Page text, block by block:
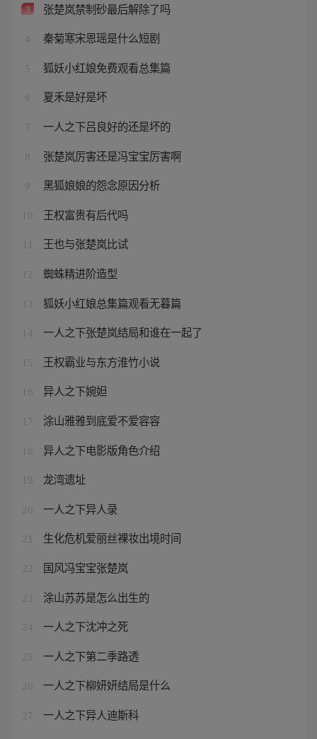
3 张楚岚禁制砂最后解除了吗
4 秦菊寒宋恩瑶是什么短剧
5 狐妖小红娘免费观看总集篇
6 夏禾是好是坏
7 一人之下吕良好的还是坏的
8 张楚岚厉害还是冯宝宝厉害啊
9 黑狐娘娘的怨念原因分析
10 王权富贵有后代吗
王也与张楚岚比试
12 蜘蛛精进阶造型
13 狐妖小红娘总集篇观看无暮篇
14 一人之下张楚岚结局和谁在一起了
15 王权霸业与东方淮竹小说
16 异人之下婉妲
17 涂山雅雅到底爱不爱容容
18 异人之下电影版角色介绍
19 龙湾遗址
20 一人之下异人录
21 生化危机爱丽丝裸妆出境时间
22 国风冯宝宝张楚岚
23 涂山苏苏是怎么出生的
24 一人之下沈冲之死
25 一人之下第二季路透
26 一人之下柳妍妍结局是什么
27 一人之下异人迪斯科